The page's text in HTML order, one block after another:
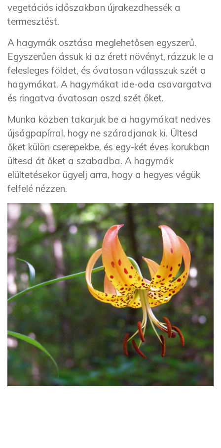
vegetációs időszakban újrakezdhessék a
termesztést.
A hagymák osztása meglehetősen egyszerű.
Egyszerűen ássuk ki az érett növényt, rázzuk le a
felesleges földet, és óvatosan válasszuk szét a
hagymákat. A hagymákat ide-oda csavargatva
és ringatva óvatosan oszd szét őket.
Munka közben takarjuk be a hagymákat nedves
újságpapírral, hogy ne száradjanak ki. Ültesd
őket külön cserepekbe, és egy-két éves korukban
ültesd át őket a szabadba. A hagymák
elültetésekor ügyelj arra, hogy a hegyes végük
felfelé nézzen.